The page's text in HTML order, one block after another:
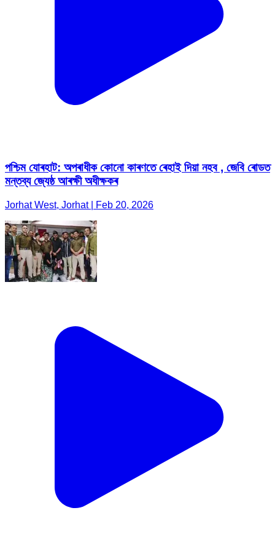
পশ্চিম যোৰহাট: অপৰাধীক কোনো কাৰণতে ৰেহাই দিয়া নহব , জেবি ৰোডত
মন্তব্য জ্যেষ্ঠ আৰক্ষী অধীক্ষকৰ
Jorhat West, Jorhat | Feb 20, 2026